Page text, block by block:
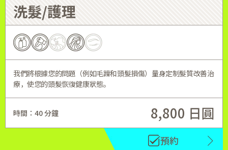
洗髮/護理
我們將根據您的問題（例如毛躁和頭髮損傷）量身定制髮質改善治
療，使您的頭髮恢復健康狀態。
時間：40 分鐘 8,800 日圓
預約